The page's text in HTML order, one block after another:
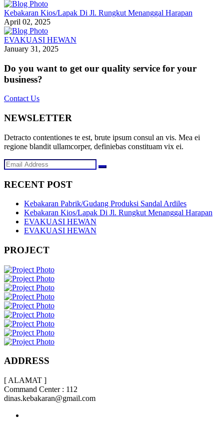
Kebakaran Kios/Lapak Di Jl. Rungkut Menanggal Harapan
April 02, 2025
EVAKUASI HEWAN
January 31, 2025
Do you want to get our quality service for your
business?
Contact Us
NEWSLETTER
Detracto contentiones te est, brute ipsum consul an vis. Mea ei
regione blandit ullamcorper, definiebas constituam vix ei.
RECENT POST
Kebakaran Pabrik/Gudang Produksi Sandal Ardiles
Kebakaran Kios/Lapak Di Jl. Rungkut Menanggal Harapan
EVAKUASI HEWAN
EVAKUASI HEWAN
PROJECT
ADDRESS
[ ALAMAT ]
Command Center : 112
dinas.kebakaran@gmail.com